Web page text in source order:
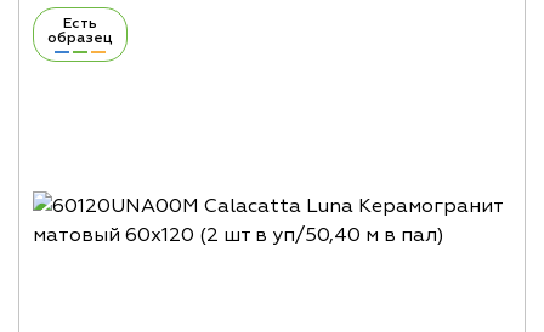
Есть
образец